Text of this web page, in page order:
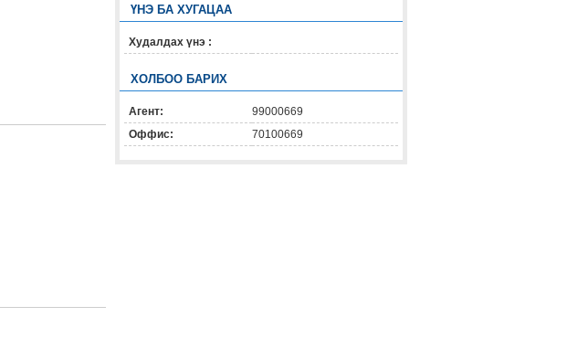
ҮНЭ БА ХУГАЦАА
Худалдах үнэ :
ХОЛБОО БАРИХ
Агент:
99000669
Оффис:
70100669